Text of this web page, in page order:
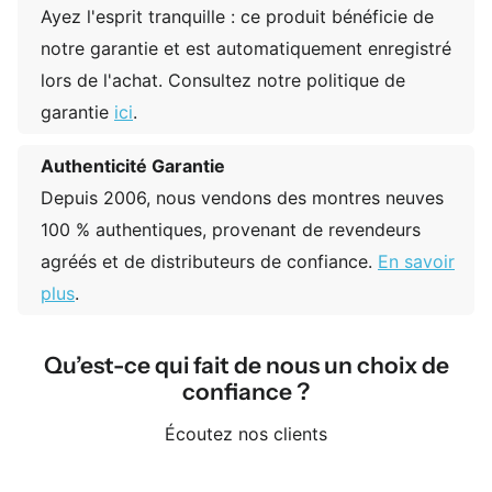
Ayez l'esprit tranquille : ce produit bénéficie de
notre garantie et est automatiquement enregistré
lors de l'achat. Consultez notre politique de
garantie ici.
Authenticité Garantie
Depuis 2006, nous vendons des montres neuves
100 % authentiques, provenant de revendeurs
agréés et de distributeurs de confiance. En savoir
plus.
Qu’est-ce qui fait de nous un choix de
confiance ?
Écoutez nos clients